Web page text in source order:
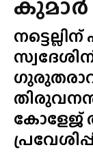
കോളേജ്